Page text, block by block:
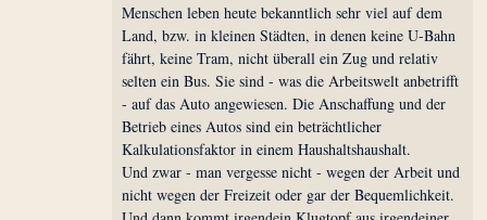
Menschen leben heute bekanntlich sehr viel auf dem
Land, bzw. in kleinen Städten, in denen keine U-Bahn
fährt, keine Tram, nicht überall ein Zug und relativ
selten ein Bus. Sie sind - was die Arbeitswelt anbetrifft
- auf das Auto angewiesen. Die Anschaffung und der
Betrieb eines Autos sind ein beträchtlicher
Kalkulationsfaktor in einem Haushaltshaushalt.
Und zwar - man vergesse nicht - wegen der Arbeit und
nicht wegen der Freizeit oder gar der Bequemlichkeit.